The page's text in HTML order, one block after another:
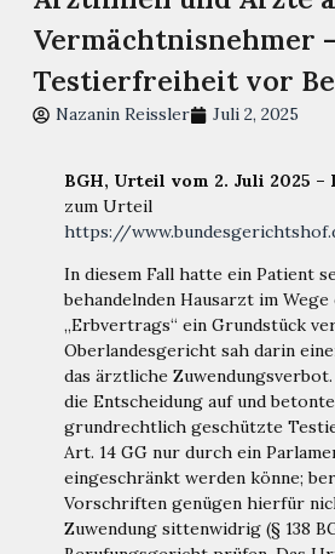
Vermächtnisnehmer
Testierfreiheit vor
Nazanin Reissler Juli 2, 2025
BGH, Urteil vom 2. Juli 2025 –
zum Urteil
https://
In diesem Fall hatte ein Patient
behandelnden Hausarzt im Wege
„Erbvertrags“ ein Grundstück
Oberlandesgericht sah darin
das ärztliche
die Entscheidung auf und
grundrechtlich geschützte
Art. 14 GG nur durch ein
eingeschränkt werden könne;
Vorschriften genügen hierfür
Zuwendung sittenwidrig (§ 138